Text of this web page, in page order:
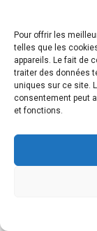
Pour offrir les
telles que les
appareils. Le fait de
traiter des données
uniques sur ce site.
consentement peut
et fonctions.
mais mes talents,
Aviv.
Lors d’un
immédiatement
informé qu’il n’en
Pour moi, il n’en
monde spirituel
aperçu que tout ce
plus de détails,
GN : C’est à ce